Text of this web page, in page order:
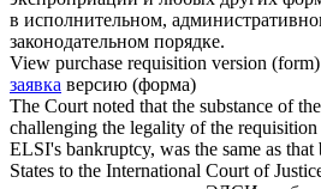
в исполнительном,
законодательном порядке.
View purchase requisition version (form)
заявка версию (форма)
The Court noted that the substance of
challenging the legality of the requisition
ELSI's bankruptcy, was the same as
States to the International Court of